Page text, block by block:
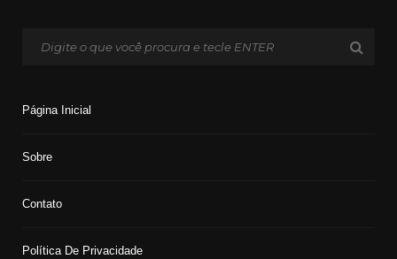
Página Inicial
Sobre
Contato
Política De Privacidade